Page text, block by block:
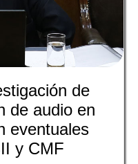
de
de audio en
eventuales
y CMF